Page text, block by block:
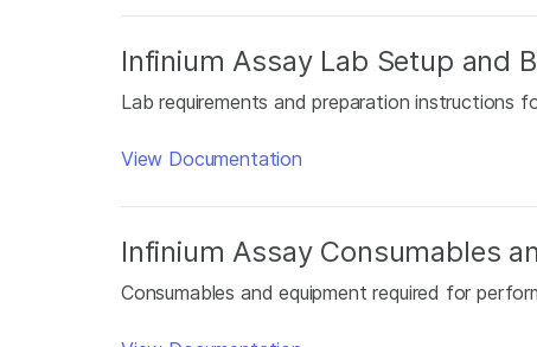
Infinium Assay Lab Setup and
Lab requirements and preparation instructions
View Documentation
Infinium Assay Consumables
Consumables and equipment required for